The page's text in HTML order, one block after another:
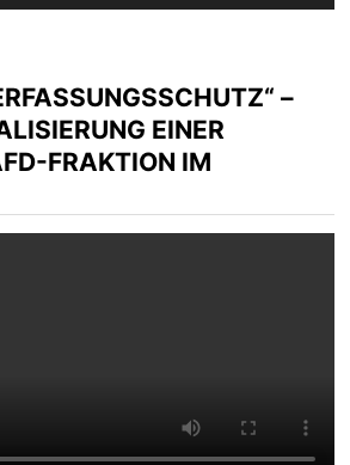
–
EINER
FRAKTION IM